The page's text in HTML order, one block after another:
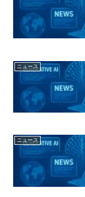
ニュース
ニュース